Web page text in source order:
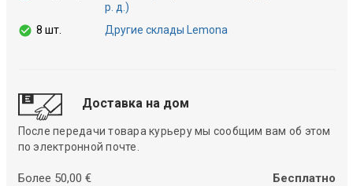
р. д.)
8 шт.
Другие склады Lemona
Доставка на дом
После передачи товара курьеру мы сообщим вам об этом
по электронной почте.
Более 50,00 € Бесплатно